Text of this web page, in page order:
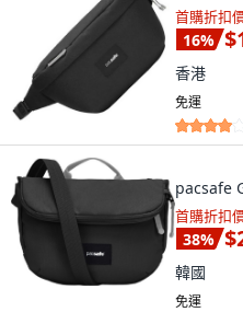
首購折扣
16%
香港
免運
pacsafe
首購折扣
38%
韓國
免運